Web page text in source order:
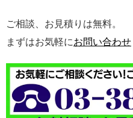
ご相談、お見積りは無料。
まずはお気軽にお問い合わせ